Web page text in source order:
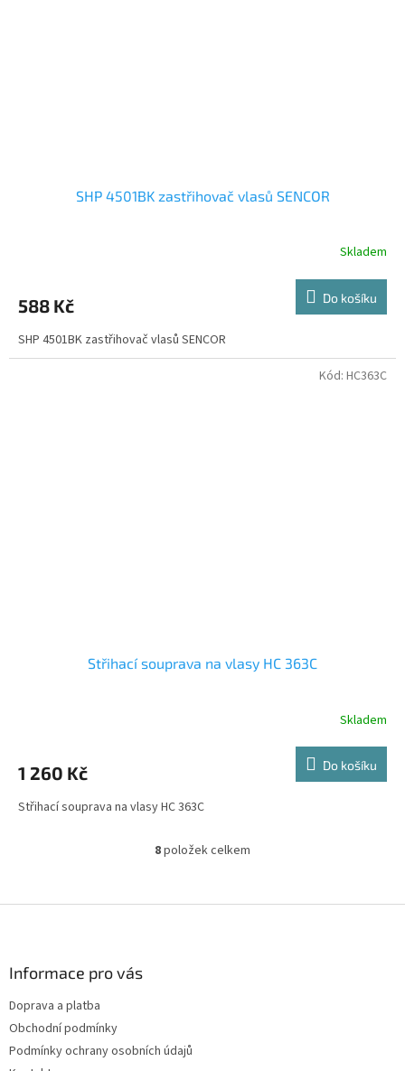
SHP 4501BK zastřihovač vlasů SENCOR
Skladem
588 Kč Do košíku
SHP 4501BK zastřihovač vlasů SENCOR
Střihací souprava na vlasy HC 363C
Skladem
1 260 Kč Do košíku
Střihací souprava na vlasy HC 363C
Kód: HC363C
O
á
8položek celkem
Informace pro vás
Doprava a platba
Obchodní podmínky
Podmínky ochrany osobních údajů